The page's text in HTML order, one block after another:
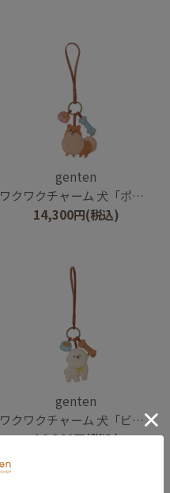
genten
ワクワクチャーム 犬「ポメラニアン」
14,300円(税込)
genten
ワクワクチャーム 犬「ビション・フリーゼ」
14,300円(税込)